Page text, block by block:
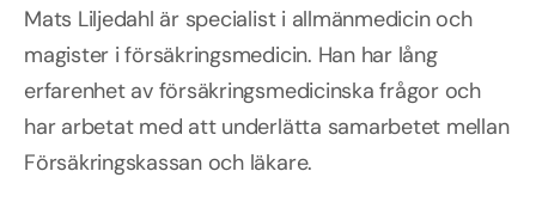
Mats Liljedahl är specialist i allmänmedicin och
magister i försäkringsmedicin. Han har lång
erfarenhet av försäkringsmedicinska frågor och
har arbetat med att underlätta samarbetet mellan
Försäkringskassan och läkare.